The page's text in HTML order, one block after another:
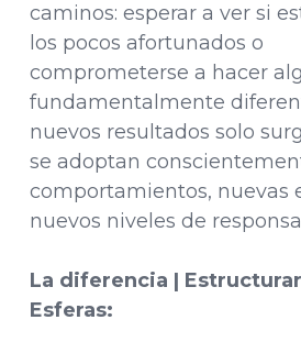
caminos: esperar a ver si
los pocos afortunados o
comprometerse a hacer
fundamentalmente
nuevos resultados solo
se adoptan
comportamientos, nuevas
nuevos niveles de
La diferencia |
Esferas: